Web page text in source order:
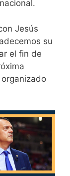
Jesús
su
el fin de